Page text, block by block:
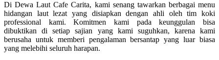
Di Dewa Laut Cafe Carita, kami senang tawarkan berbagai menu
hidangan laut lezat yang disiapkan dengan ahli oleh tim koki
professional kami. Komitmen kami pada keunggulan bisa
dibuktikan di setiap sajian yang kami suguhkan, karena kami
berusaha untuk memberi pengalaman bersantap yang luar biasa
yang melebihi seluruh harapan.